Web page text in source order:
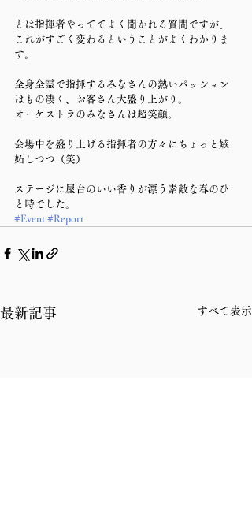
とは指揮者やっててよく聞かれる質問ですが、
これがすごく変わるということがよくわかりま
す。
全身全霊で指揮するみなさんの熱いパッション
はもの凄く、お客さん大盛り上がり。
オーケストラのみなさんは超笑顔。
会場中を盛り上げる指揮者の方々にちょっと嫉
妬しつつ（笑）
ステージに屋台のいい香りが漂う素敵な春のひ
と時でした。
#Event #Report
最新記事 すべて表示